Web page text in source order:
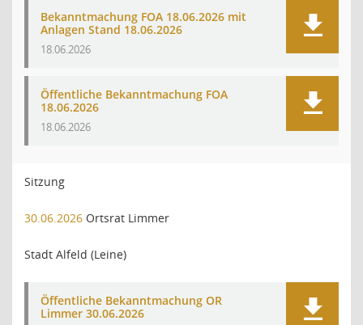
Bekanntmachung FOA 18.06.2026 mit
Anlagen Stand 18.06.2026
18.06.2026
Öffentliche Bekanntmachung FOA
18.06.2026
18.06.2026
Sitzung
30.06.2026 Ortsrat Limmer
Stadt Alfeld (Leine)
Öffentliche Bekanntmachung OR
Limmer 30.06.2026